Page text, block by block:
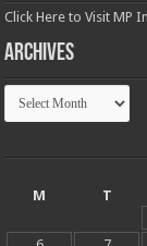
Click Here to Visit MP
Archives
Archives
M
T